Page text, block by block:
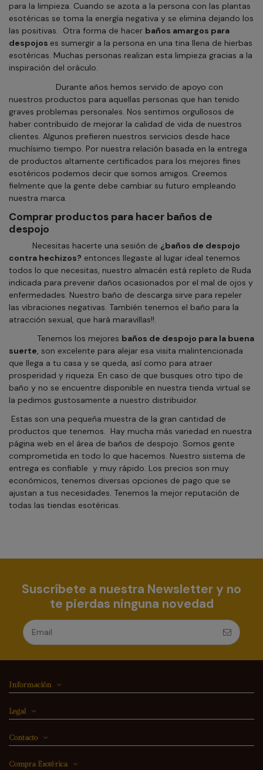
para la limpieza. Cuando se azota a la persona con las plantas
esotéricas se toma la energía negativa y se elimina dejando los
las positivas. Otra forma de hacer baños amargos para
despojos es sumergir a la persona en una tina llena de hierbas
esotéricas. Muchas personas realizan esta limpieza gracias a la
inspiración del oráculo.
Durante años hemos servido de apoyo con
nuestros productos para aquellas personas que han tenido
graves problemas personales. Nos sentimos orgullosos de
haber contribuido de mejorar la calidad de vida de nuestros
clientes. Algunos prefieren nuestros servicios desde hace
muchísimo tiempo. Por nuestra relación basada en la entrega
de productos altamente certificados para los mejores fines
esotéricos podemos decir que somos amigos. Creemos
fielmente que la gente debe cambiar su futuro empleando
nuestra marca.
Comprar productos para hacer baños de
despojo
Necesitas hacerte una sesión de ¿baños de despojo
contra hechizos? entonces llegaste al lugar ideal tenemos
todos lo que necesitas, nuestro almacén está repleto de Ruda
indicada para prevenir daños ocasionados por el mal de ojos y
enfermedades. Nuestro baño de descarga sirve para repeler
las vibraciones negativas. También tenemos el baño para la
atracción sexual, que hará maravillas!!.
Tenemos los mejores baños de despojo para la buena
suerte, son excelente para alejar esa visita malintencionada
que llega a tu casa y se queda, así como para atraer
prosperidad y riqueza. En caso de que busques otro tipo de
baño y no se encuentre disponible en nuestra tienda virtual se
la pedimos gustosamente a nuestro distribuidor.
Estas son una pequeña muestra de la gran cantidad de
productos que tenemos. Hay mucha más variedad en nuestra
página web en el área de baños de despojo. Somos gente
comprometida en todo lo que hacemos. Nuestro sistema de
entrega es confiable y muy rápido. Los precios son muy
económicos, tenemos diversas opciones de pago que se
ajustan a tus necesidades. Tenemos la mejor reputación de
todas las tiendas esotéricas.
Suscríbete a nuestra Newsletter y no
te pierdas ninguna novedad
Información
Legal
Contacto
Compra Esotérica